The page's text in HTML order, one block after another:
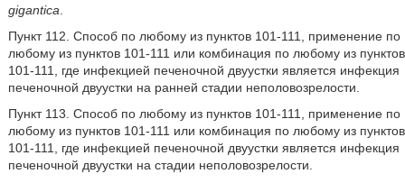
gigantica
Пункт 112. Способ по любому из пунктов 101-111, применение по
любому из пунктов 101-111 или комбинация по любому из пунктов
101-111, где инфекцией печеночной двуустки является инфекция
печеночной двуустки на ранней стадии неполовозрелости.
Пункт 113. Способ по любому из пунктов 101-111, применение по
любому из пунктов 101-111 или комбинация по любому из пунктов
101-111, где инфекцией печеночной двуустки является инфекция
печеночной двуустки на стадии неполовозрелости.